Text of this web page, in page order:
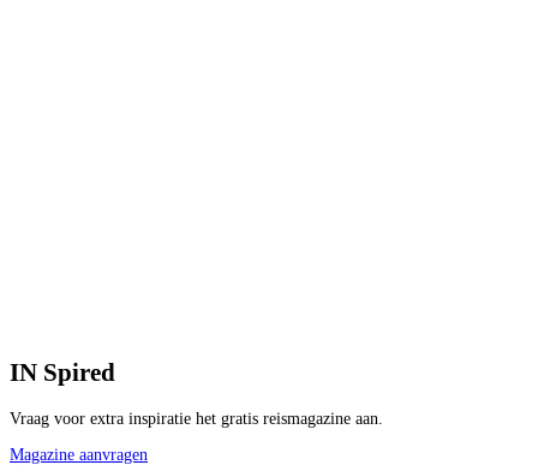
IN Spired
Vraag voor extra inspiratie het gratis reismagazine aan.
Magazine aanvragen